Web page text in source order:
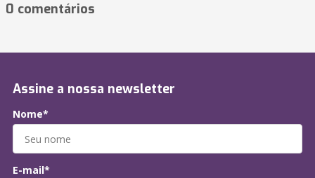
0 comentários
Assine a nossa newsletter
Nome*
E-mail*